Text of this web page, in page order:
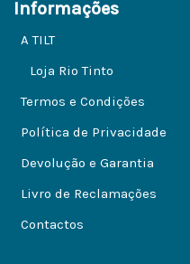
Informações
A TILT
Loja Rio Tinto
Termos e Condições
Política de Privacidade
Devolução e Garantia
Livro de Reclamações
Contactos